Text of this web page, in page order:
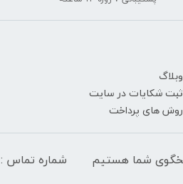
وبلاگ
ثبت شکایات در سایت
روش های پرداخت
شماره تماس : 09188512270